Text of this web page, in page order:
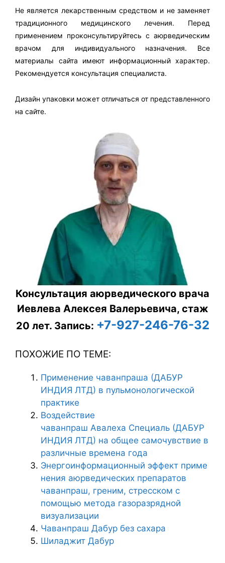
Не является лекарственным средством и не заменяет
традиционного медицинского лечения. Перед
применением проконсультируйтесь с аюрведическим
врачом для индивидуального назначения. Все
материалы сайта имеют информационный характер.
Рекомендуется консультация специалиста.
Дизайн упаковки может отличаться от представленного
на сайте.
Консультация аюрведического врача
Иевлева Алексея Валерьевича, стаж
20 лет. Запись: +7-927-246-76-32
ПОХОЖИЕ ПО ТЕМЕ:
Применение чаванпраша (ДАБУР
ИНДИЯ ЛТД) в пульмонологической
практике
Воздействие
чаванпраш Авалеха Специаль (ДАБУР
ИНДИЯ ЛТД) на общее самочувствие в
различные времена года
Энергоинформационный эффект приме
нения аюрведических препаратов
чаванпраш, греним, стресском с
помощью метода газоразрядной
визуализации
Чаванпраш Дабур без сахара
Шиладжит Дабур